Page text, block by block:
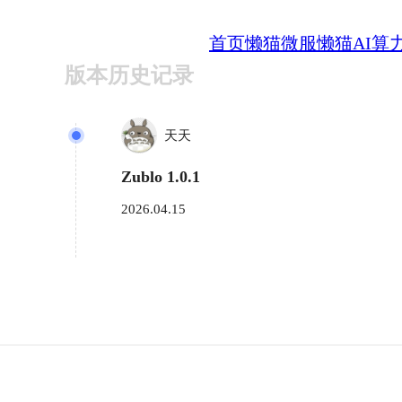
首页懒猫微服懒猫AI算
版本历史记录
天天
Zublo 1.0.1
2026.04.15